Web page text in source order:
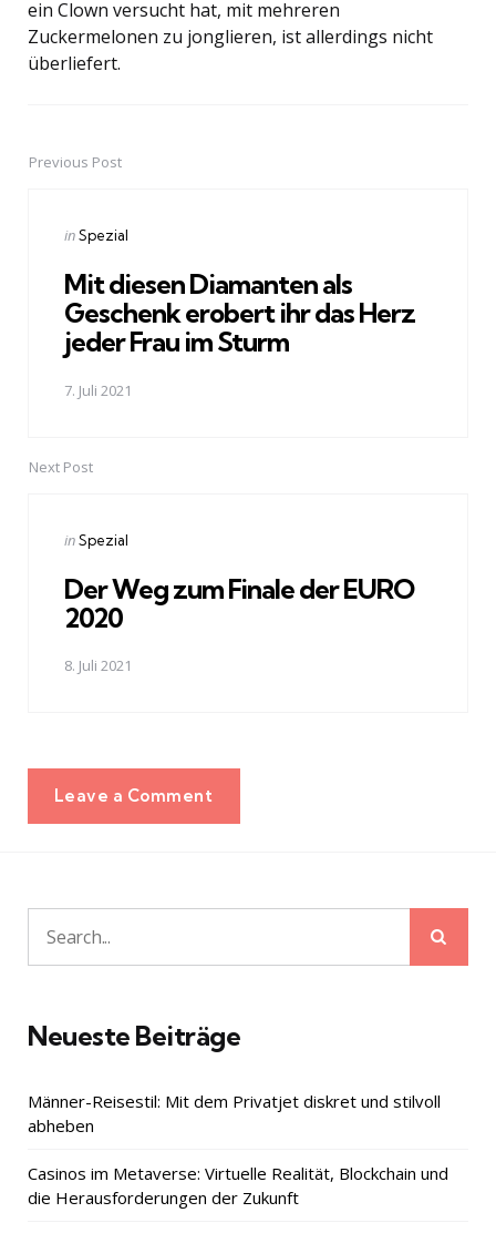
ein Clown versucht hat, mit mehreren
Zuckermelonen zu jonglieren, ist allerdings nicht
überliefert.
PostPrevious Post
Posted
inSpezial
Mit diesen Diamanten als
Geschenk erobert ihr das Herz
jeder Frau im Sturm
7. Juli 2021
Next Post
Posted
inSpezial
Der Weg zum Finale der EURO
2020
8. Juli 2021
Leave a Comment
Search
for:
Neueste Beiträge
Männer-Reisestil: Mit dem Privatjet diskret und stilvoll
abheben
Casinos im Metaverse: Virtuelle Realität, Blockchain und
die Herausforderungen der Zukunft